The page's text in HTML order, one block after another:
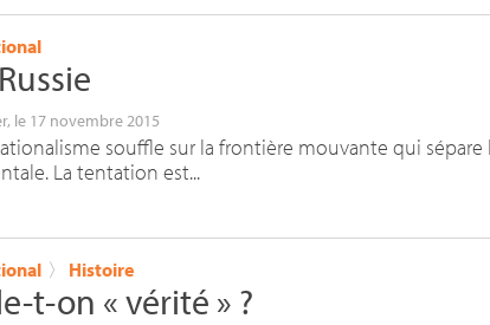
, le 17 novembre 2015
souffle sur la frontière mouvante qui sépare
La tentation est...
〉 Histoire
t-on «vérité » ?